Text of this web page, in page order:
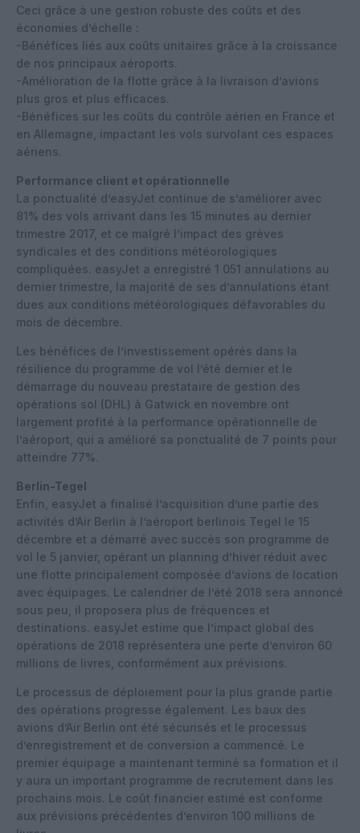
Ceci grâce à une gestion robuste des coûts et des
économies d’échelle :
-Bénéfices liés aux coûts unitaires grâce à la croissance
de nos principaux aéroports.
-Amélioration de la flotte grâce à la livraison d’avions
plus gros et plus efficaces.
-Bénéfices sur les coûts du contrôle aérien en France et
en Allemagne, impactant les vols survolant ces espaces
aériens.
Performance client et opérationnelle
La ponctualité d’easyJet continue de s’améliorer avec
81% des vols arrivant dans les 15 minutes au dernier
trimestre 2017, et ce malgré l’impact des grèves
syndicales et des conditions météorologiques
compliquées. easyJet a enregistré 1 051 annulations au
dernier trimestre, la majorité de ses d’annulations étant
dues aux conditions météorologiques défavorables du
mois de décembre.
Les bénéfices de l’investissement opérés dans la
résilience du programme de vol l’été dernier et le
démarrage du nouveau prestataire de gestion des
opérations sol (DHL) à Gatwick en novembre ont
largement profité à la performance opérationnelle de
l’aéroport, qui a amélioré sa ponctualité de 7 points pour
atteindre 77%.
Berlin-Tegel
Enfin, easyJet a finalisé l’acquisition d’une partie des
activités d’Air Berlin à l’aéroport berlinois Tegel le 15
décembre et a démarré avec succès son programme de
vol le 5 janvier, opérant un planning d’hiver réduit avec
une flotte principalement composée d’avions de location
avec équipages. Le calendrier de l’été 2018 sera annoncé
sous peu, il proposera plus de fréquences et
destinations. easyJet estime que l’impact global des
opérations de 2018 représentera une perte d’environ 60
millions de livres, conformément aux prévisions.
Le processus de déploiement pour la plus grande partie
des opérations progresse également. Les baux des
avions d’Air Berlin ont été sécurisés et le processus
d’enregistrement et de conversion a commencé. Le
premier équipage a maintenant terminé sa formation et il
y aura un important programme de recrutement dans les
prochains mois. Le coût financier estimé est conforme
aux prévisions précédentes d’environ 100 millions de